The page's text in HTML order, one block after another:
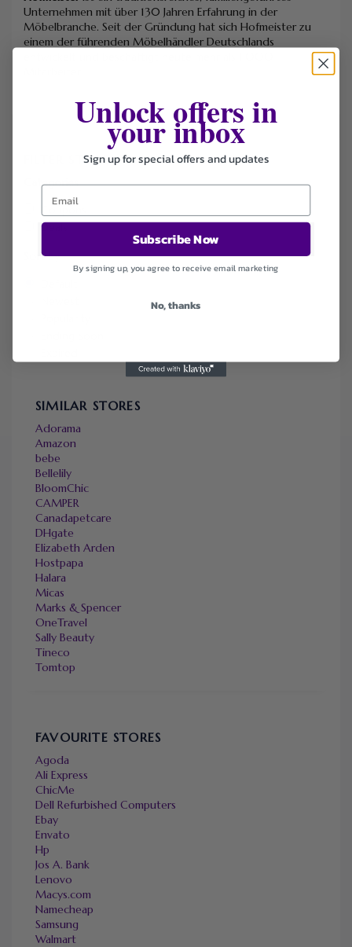
Unternehmen mit über 130 Jahren Erfahrung in der
Möbelbranche. Seit der Gründung hat sich Hofmeister zu
einem der führenden Möbelhändler Deutschlands
FILTER STORE
Categories
Deals
Sort by
SIMILAR STORES
Adorama
Amazon
bebe
Bellelily
BloomChic
CAMPER
Canadapetcare
DHgate
Elizabeth Arden
Hostpapa
Halara
Micas
Marks & Spencer
OneTravel
Sally Beauty
Tineco
Tomtop
FAVOURITE STORES
Agoda
Ali Express
ChicMe
Dell Refurbished Computers
Ebay
Envato
Hp
Jos A. Bank
Lenovo
Macys.com
Namecheap
Samsung
Walmart
Unlock offers in
your inbox
Sign up for special offers and updates
Subscribe Now
By signing up, you agree to receive email marketing
No, thanks